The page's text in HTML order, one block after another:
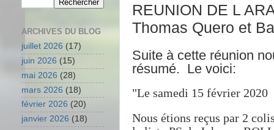
REUNION DE L
Thomas Quero et
Suite à cette réunion
résumé. Le voici:
"Le samedi 15 février 2020
Nous étions reçus par 2
ARCHIVES DU BLOG
juillet 2026 (17)
juin 2026 (15)
mai 2026 (28)
mars 2026 (18)
février 2026 (20)
janvier 2026 (18)